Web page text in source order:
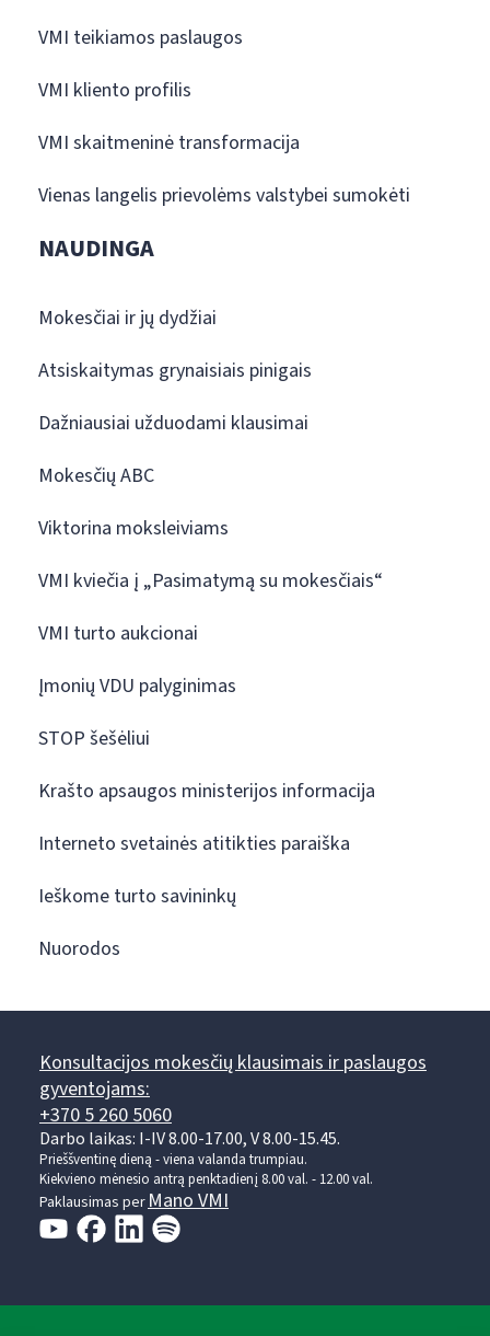
VMI teikiamos paslaugos
VMI kliento profilis
VMI skaitmeninė transformacija
Vienas langelis prievolėms valstybei sumokėti
NAUDINGA
Mokesčiai ir jų dydžiai
Atsiskaitymas grynaisiais pinigais
Dažniausiai užduodami klausimai
Mokesčių ABC
Viktorina moksleiviams
VMI kviečia į „Pasimatymą su mokesčiais“
VMI turto aukcionai
Įmonių VDU palyginimas
STOP šešėliui
Krašto apsaugos ministerijos informacija
Interneto svetainės atitikties paraiška
Ieškome turto savininkų
Nuorodos
Konsultacijos mokesčių klausimais ir paslaugos
gyventojams:
+370 5 260 5060
Darbo laikas: I-IV 8.00-17.00, V 8.00-15.45.
Prieššventinę dieną - viena valanda trumpiau.
Kiekvieno mėnesio antrą penktadienį 8.00 val. - 12.00 val.
Paklausimas per Mano VMI